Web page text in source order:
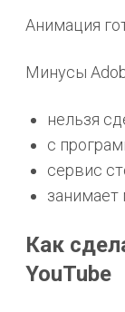
Анимация
Минусы
нельзя
с
сервис
занимает
Как
YouTube